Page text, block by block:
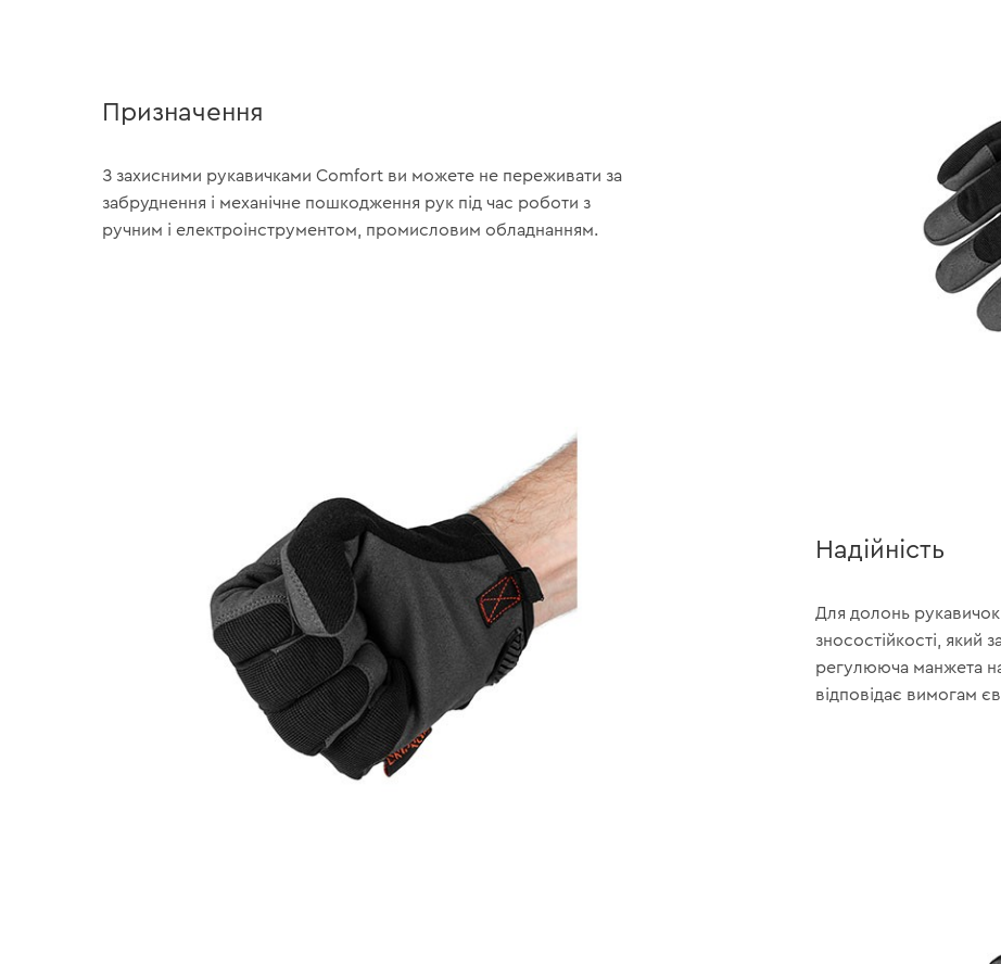
Призначення
З захисними рукавичками Comfort ви можете не переживати за
забруднення і механічне пошкодження рук під час роботи з
ручним і електроінструментом, промисловим обладнанням.
Надійність
Для долонь
зносостійкості, який
регулююча манжета
відповідає вимогам